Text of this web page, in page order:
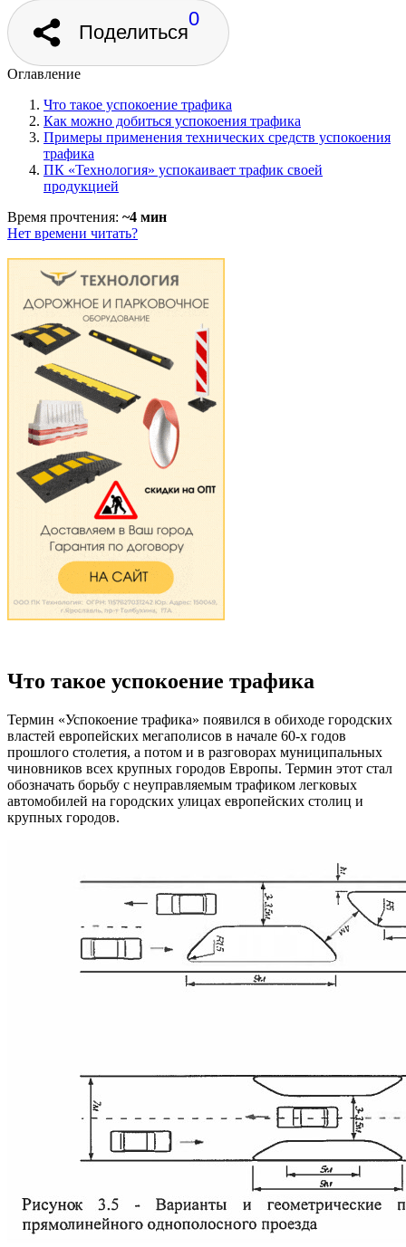
Поделиться
0
Оглавление
Что такое успокоение трафика
Как можно добиться успокоения трафика
Примеры применения технических средств успокоения
трафика
ПК «Технология» успокаивает трафик своей
продукцией
Время прочтения: ~4 мин
Нет времени читать?
Что такое успокоение трафика
Термин «Успокоение трафика» появился в обиходе городских
властей европейских мегаполисов в начале 60-х годов
прошлого столетия, а потом и в разговорах муниципальных
чиновников всех крупных городов Европы. Термин этот стал
обозначать борьбу с неуправляемым трафиком легковых
автомобилей на городских улицах европейских столиц и
крупных городов.